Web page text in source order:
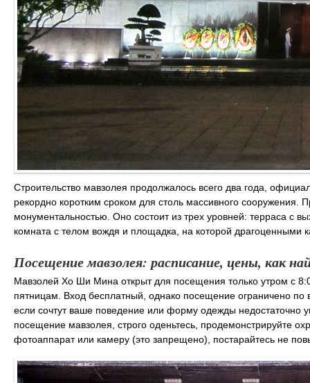
Строительство мавзолея продолжалось всего два года,
рекордно коротким сроком для столь массивного сооружения.
монументальностью. Оно состоит из трех уровней: терраса с
комната с телом вождя и площадка, на которой
Посещение мавзолея: расписание, цены, как
Мавзолей Хо Ши Мина открыт для посещения только утром с
пятницам. Вход бесплатный, однако посещение ограничено по
если сочтут ваше поведение или форму одежды недостаточно
посещение мавзолея, строго оденьтесь, продемонстрируйте
фотоаппарат или камеру (это запрещено), постарайтесь не